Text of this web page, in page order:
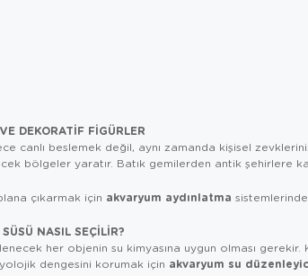
DEKORATIF FIGÜRLER
canlı beslemek değil, aynı zamanda kişisel
bölgeler yaratır. Batık gemilerden antik şehirlere
çıkarmak için akvaryum aydınlatma
NASIL SEÇILIR?
her objenin su kimyasına uygun olması gerekir.
dengesini korumak için akvaryum su